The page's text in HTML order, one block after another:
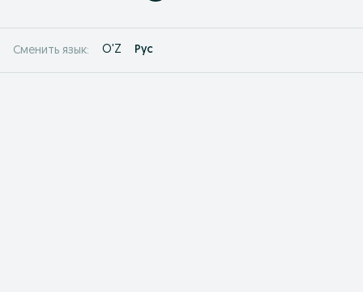
Сменить язык: O'Z Рус